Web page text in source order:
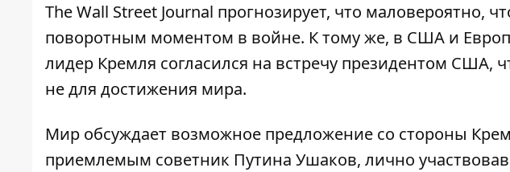
The Wall Street Journal прогнозирует, что маловероятно,
поворотным моментом в войне. К тому же, в США и
лидер Кремля согласился на встречу президентом США,
не для достижения мира.
Мир обсуждает возможное предложение со стороны
приемлемым советник Путина Ушаков, лично